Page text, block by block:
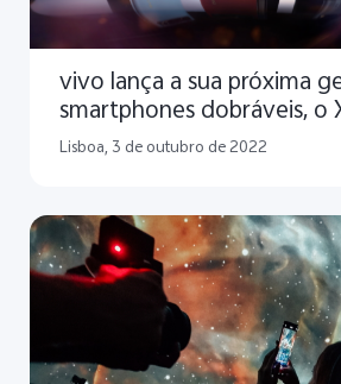
vivo lança a sua próxima
smartphones dobráveis, o
Lisboa, 3 de outubro de 2022